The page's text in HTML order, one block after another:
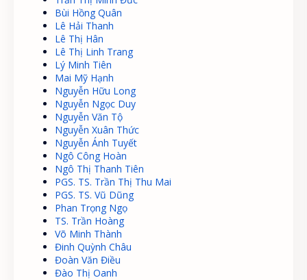
Bùi Hồng Quân
Lê Hải Thanh
Lê Thị Hân
Lê Thị Linh Trang
Lý Minh Tiên
Mai Mỹ Hạnh
Nguyễn Hữu Long
Nguyễn Ngọc Duy
Nguyễn Văn Tộ
Nguyễn Xuân Thức
Nguyễn Ánh Tuyết
Ngô Công Hoàn
Ngô Thị Thanh Tiên
PGS. TS. Trần Thị Thu Mai
PGS. TS. Vũ Dũng
Phan Trọng Ngọ
TS. Trần Hoàng
Võ Minh Thành
Đinh Quỳnh Châu
Đoàn Văn Điều
Đào Thị Oanh